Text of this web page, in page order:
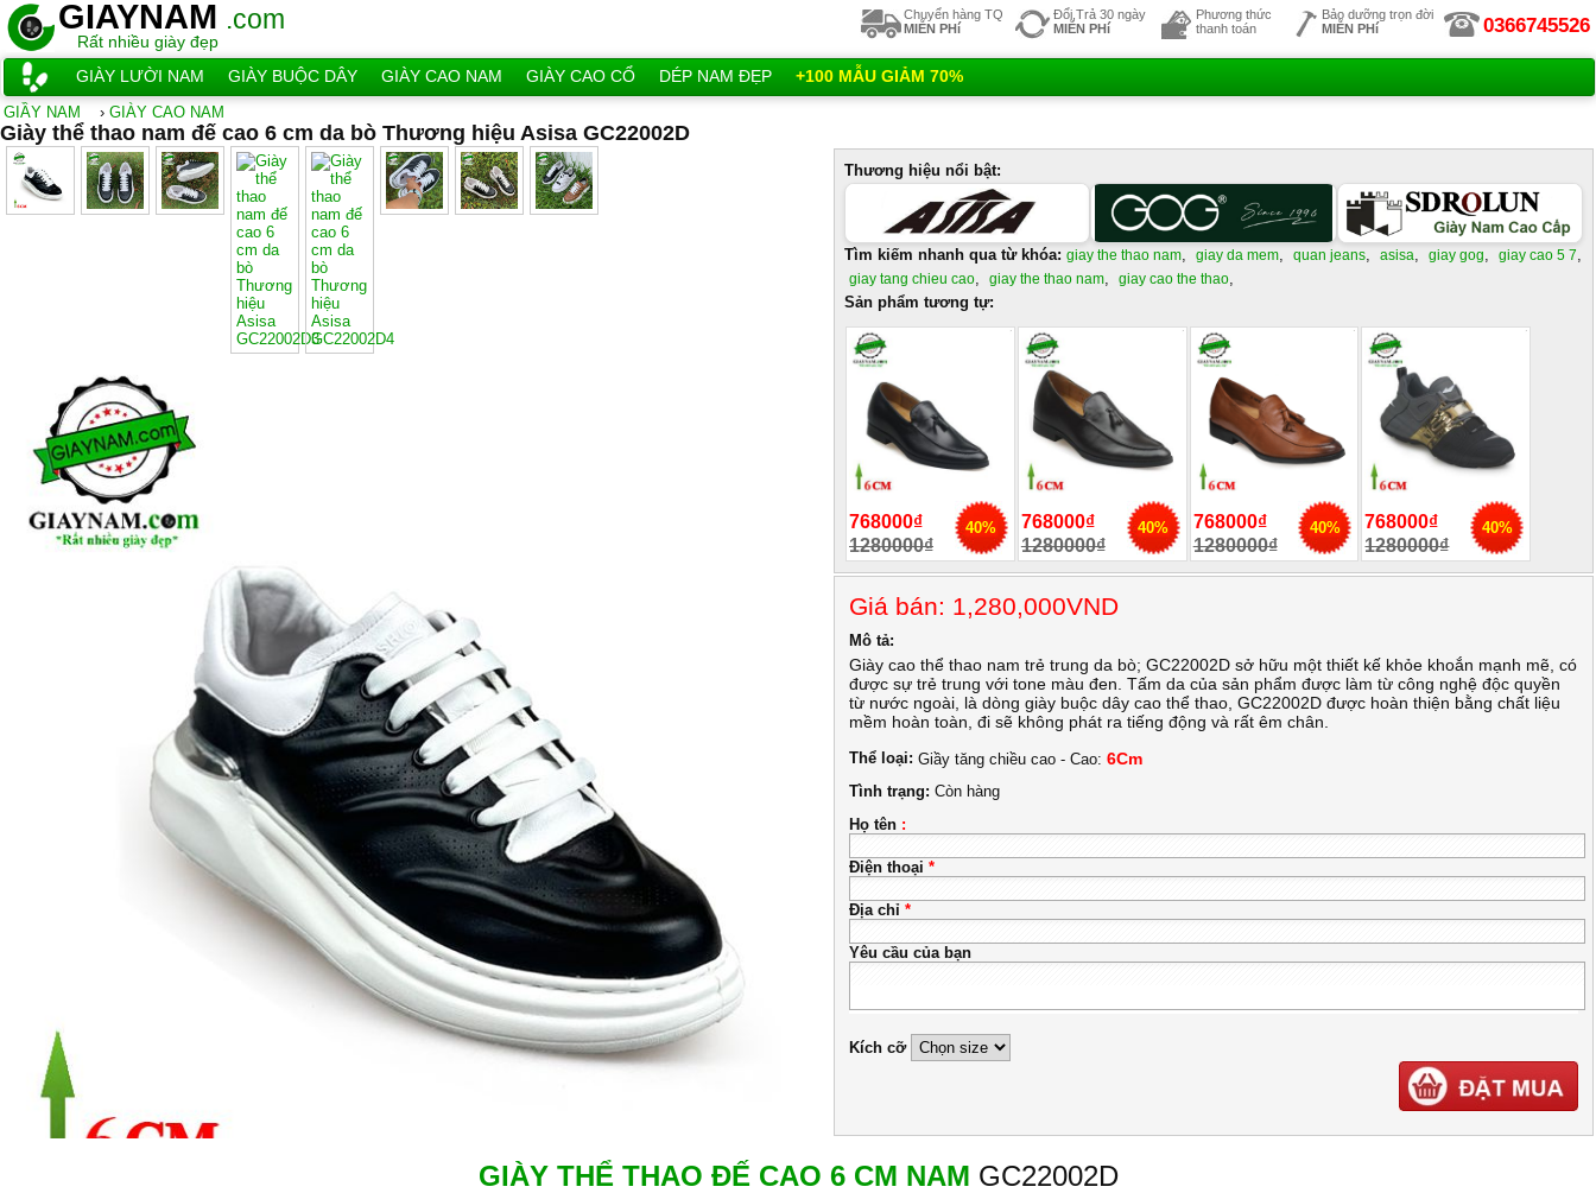
GIAYNAM .com
Rất nhiều giày đẹp
Chuyển hàng TQ
MIỄN PHí
Đổi,Trả 30 ngày
MIỄN PHí
Phương thức
thanh toán
Bảo dưỡng trọn đời
MIỄN PHí
0366745526
GIÀY LƯỜI NAM GIÀY BUỘC DÂY GIÀY CAO NAM GIÀY CAO CỔ DÉP NAM ĐẸP +100 MẪU GIẢM 70%
GIẦY NAM › GIÀY CAO NAM
Giày thể thao nam đế cao 6 cm da bò Thương hiệu Asisa GC22002D
Thương hiệu nổi bật:
Tìm kiếm nhanh qua từ khóa: giay the thao nam giay da mem quan jeans asisa giay gog giay cao 5 7
giay tang chieu cao giay the thao nam giay cao the thao
Sản phẩm tương tự:
768000₫
1280000₫
40%
768000₫
1280000₫
40%
768000₫
1280000₫
40%
768000₫
1280000₫
40%
Giá bán: 1,280,000VND
Mô tả:
Giày cao thể thao nam trẻ trung da bò; GC22002D sở hữu một thiết kế khỏe khoắn mạnh mẽ, có
được sự trẻ trung với tone màu đen. Tấm da của sản phẩm được làm từ công nghệ độc quyền
từ nước ngoài, là dòng giày buộc dây cao thể thao, GC22002D được hoàn thiện bằng chất liệu
mềm hoàn toàn, đi sẽ không phát ra tiếng động và rất êm chân.
Thể loại: Giầy tăng chiều cao - Cao: 6Cm
Tình trạng: Còn hàng
Họ tên :
Điện thoại *
Địa chỉ *
Yêu cầu của bạn
Kích cỡ
GIÀY THỂ THAO ĐẾ CAO 6 CM NAM GC22002D